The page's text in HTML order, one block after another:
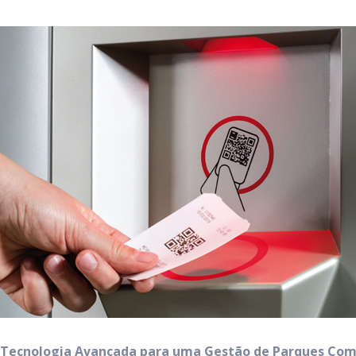
Tecnologia Avançada para uma Gestão de Parques